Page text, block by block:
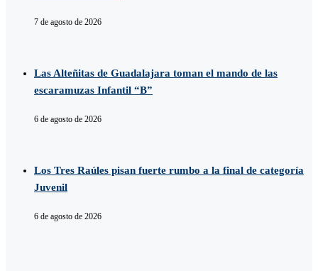
7 de agosto de 2026
Las Alteñitas de Guadalajara toman el mando de las
escaramuzas Infantil “B”
6 de agosto de 2026
Los Tres Raúles pisan fuerte rumbo a la final de categoría
Juvenil
6 de agosto de 2026